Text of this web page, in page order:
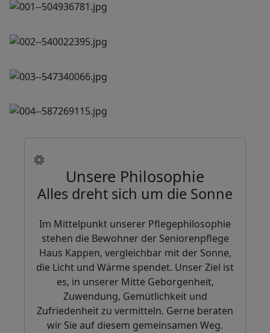
Unsere Philosophie
Alles dreht sich um die Sonne
Im Mittelpunkt unserer Pflegephilosophie
stehen die Bewohner der Seniorenpflege
Haus Kappen, vergleichbar mit der Sonne,
die Licht und Wärme spendet. Unser Ziel ist
es, in unserer Mitte Geborgenheit,
Zuwendung, Gemütlichkeit und
Zufriedenheit zu vermitteln. Gerne beraten
wir Sie auf diesem gemeinsamen Weg.